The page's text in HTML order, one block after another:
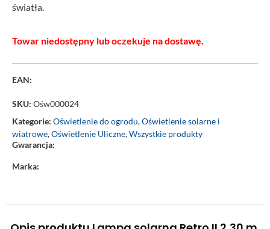
światła.
Towar niedostępny lub oczekuje na dostawę.
EAN:
SKU: Ośw000024
Kategorie: Oświetlenie do ogrodu,Oświetlenie solarne i
wiatrowe,Oświetlenie Uliczne,Wszystkie produkty
Gwarancja:
Marka: